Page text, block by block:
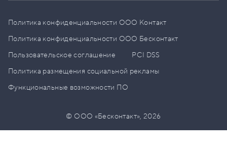
Политика конфиденциальности ООО Контакт
Политика конфиденциальности ООО Бесконтакт
Пользовательское соглашение
PCI DSS
Политика размещения социальной рекламы
Функциональные возможности ПО
© ООО «Бесконтакт»,2026